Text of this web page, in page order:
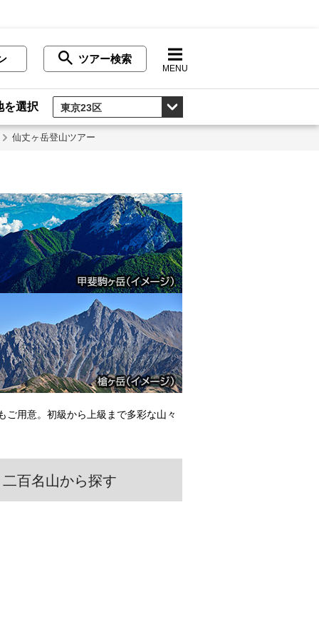
ツアー検索
MENU
を選択
仙丈ヶ岳登山ツアー
ご用意。初級から上級まで多彩な山々
二百名山から探す